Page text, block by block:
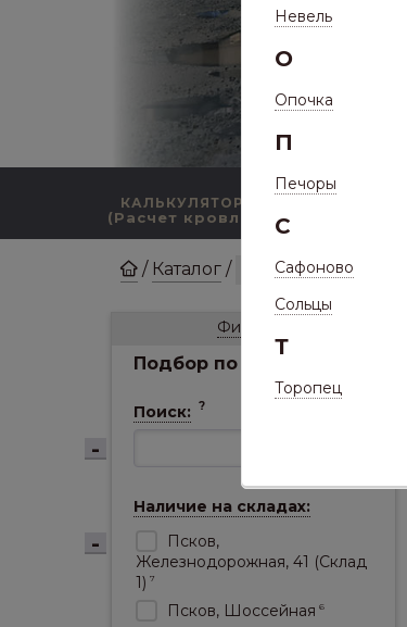
КАЛЬКУЛЯТОР
(Расчет кровли)
/ Каталог/
Фильтр
Подбор по параметрам
Поиск: ?
Наличие на складах:
Псков,
Железнодорожная, 41 (Склад
1) 7
Псков, Шоссейная 6
Невель
О
Опочка
П
Печоры
С
Сафоново
Сольцы
Т
Торопец